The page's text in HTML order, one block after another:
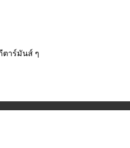
ตาร์มันส์ ๆ